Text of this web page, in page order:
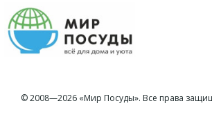
© 2008—2026 «Мир Посуды». Все права